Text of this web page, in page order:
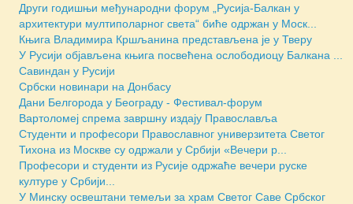
Други годишњи међународни форум „Русија-Балкан у
архитектури мултиполарног света“ биће одржан у Моск...
Књига Владимира Кршљанина представљена је у Тверу
У Русији објављена књига посвећена ослободиоцу Балкана ...
Савиндан у Русији
Србски новинари на Донбасу
Дани Белгорода у Београду - Фестивал-форум
Вартоломеј спрема завршну издају Православља
Студенти и професори Православног универзитета Светог
Тихона из Москве су одржали у Србији «Вечери р...
Професори и студенти из Русије одржаће вечери руске
културе у Србији...
У Минску освештани темељи за храм Светог Саве Србског